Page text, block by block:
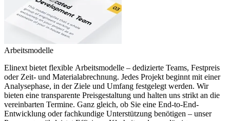
Arbeitsmodelle
Elinext bietet flexible Arbeitsmodelle – dedizierte Teams, Festpreis
oder Zeit- und Materialabrechnung. Jedes Projekt beginnt mit einer
Analysephase, in der Ziele und Umfang festgelegt werden. Wir
bieten eine transparente Preisgestaltung und halten uns strikt an die
vereinbarten Termine. Ganz gleich, ob Sie eine End-to-End-
Entwicklung oder fachkundige Unterstützung benötigen – unser